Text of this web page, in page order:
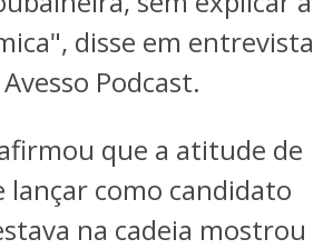
disse em entrevista
Podcast.
que a atitude de
lançar como candidato
na cadeia mostrou